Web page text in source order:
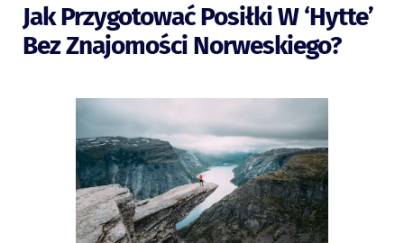
Jak Przygotować Posiłki W ‘hytte’
Bez Znajomości Norweskiego?